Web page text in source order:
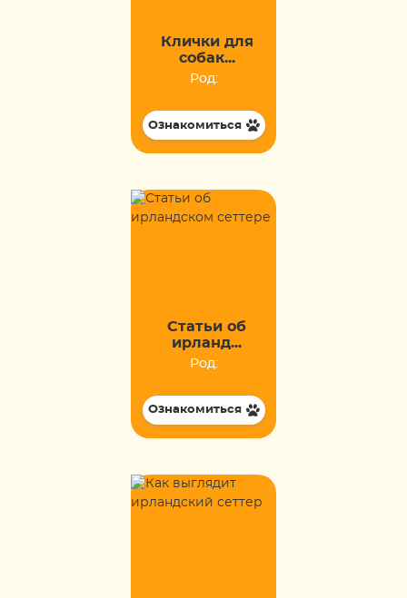
Клички для
собак...
Род:
Ознакомиться
Статьи об
ирланд...
Род:
Ознакомиться